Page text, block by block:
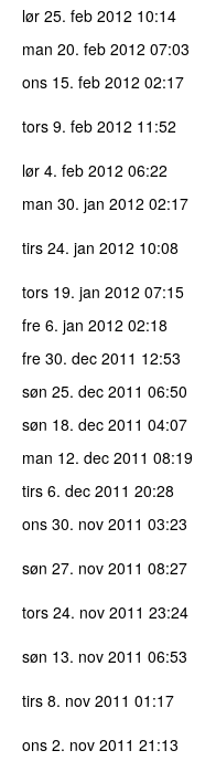
lør 25. feb 2012 10:14
man 20. feb 2012 07:03
ons 15. feb 2012 02:17
tors 9. feb 2012 11:52
lør 4. feb 2012 06:22
man 30. jan 2012 02:17
tirs 24. jan 2012 10:08
tors 19. jan 2012 07:15
fre 6. jan 2012 02:18
fre 30. dec 2011 12:53
søn 25. dec 2011 06:50
søn 18. dec 2011 04:07
man 12. dec 2011 08:19
tirs 6. dec 2011 20:28
ons 30. nov 2011 03:23
søn 27. nov 2011 08:27
tors 24. nov 2011 23:24
søn 13. nov 2011 06:53
tirs 8. nov 2011 01:17
ons 2. nov 2011 21:13